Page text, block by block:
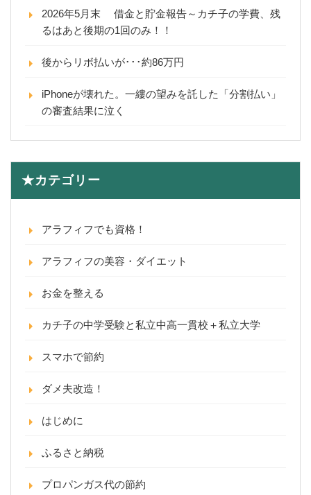
2026年5月末 借金と貯金報告～カチ子の学費、残
るはあと後期の1回のみ！！
後からリボ払いが･･･約86万円
iPhoneが壊れた。一縷の望みを託した「分割払い」
の審査結果に泣く
★カテゴリー
アラフィフでも資格！
アラフィフの美容・ダイエット
お金を整える
カチ子の中学受験と私立中高一貫校＋私立大学
スマホで節約
ダメ夫改造！
はじめに
ふるさと納税
プロパンガス代の節約